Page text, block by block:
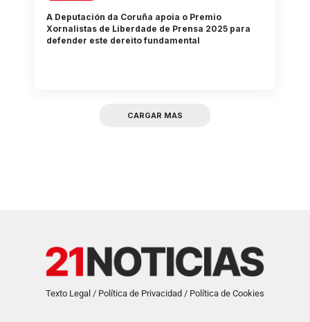
A Deputación da Coruña apoia o Premio
Xornalistas de Liberdade de Prensa 2025 para
defender este dereito fundamental
CARGAR MAS
Texto Legal / Política de Privacidad / Política de Cookies